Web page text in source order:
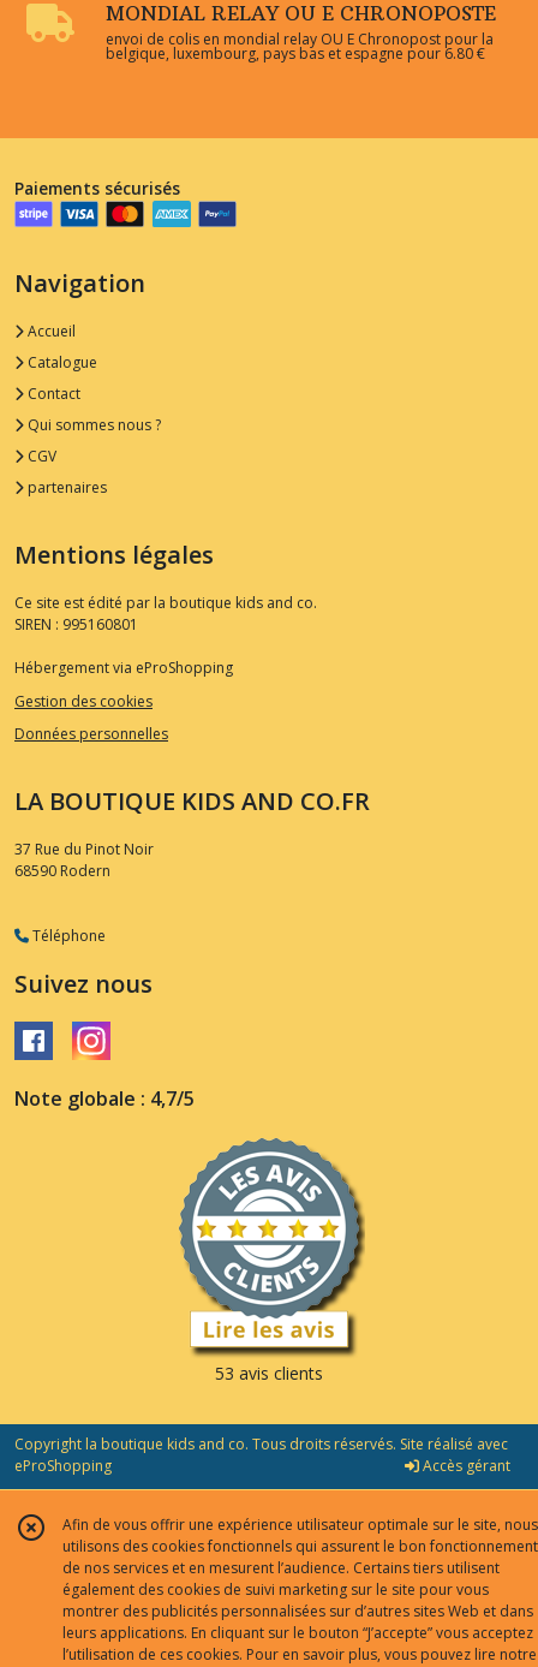
MONDIAL RELAY OU E CHRONOPOSTE
envoi de colis en mondial relay OU E Chronopost pour la
belgique, luxembourg, pays bas et espagne pour 6.80 €
Paiements sécurisés
Navigation
Accueil
Catalogue
Contact
Qui sommes nous ?
CGV
partenaires
Mentions légales
Ce site est édité par la boutique kids and co.
SIREN : 995160801
Hébergement via eProShopping
Gestion des cookies
Données personnelles
LA BOUTIQUE KIDS AND CO.FR
37 Rue du Pinot Noir
68590 Rodern
Téléphone
Suivez nous
Note globale : 4,7/5
53 avis clients
Copyright la boutique kids and co. Tous droits réservés. Site réalisé avec
eProShopping
Accès gérant
Afin de vous offrir une expérience utilisateur optimale sur le site, nous
utilisons des cookies fonctionnels qui assurent le bon fonctionnement
de nos services et en mesurent l’audience. Certains tiers utilisent
également des cookies de suivi marketing sur le site pour vous
montrer des publicités personnalisées sur d’autres sites Web et dans
leurs applications. En cliquant sur le bouton “J’accepte” vous acceptez
l’utilisation de ces cookies. Pour en savoir plus, vous pouvez lire notre